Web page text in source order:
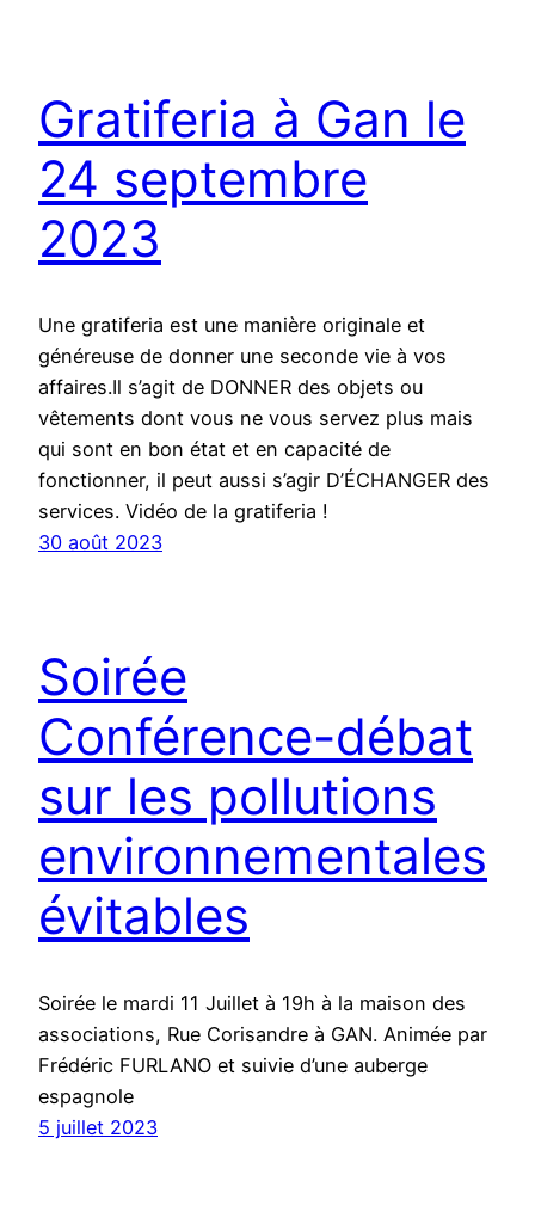
Gratiferia à Gan le
24 septembre
2023
Une gratiferia est une manière originale et
généreuse de donner une seconde vie à vos
affaires.Il s’agit de DONNER des objets ou
vêtements dont vous ne vous servez plus mais
qui sont en bon état et en capacité de
fonctionner, il peut aussi s’agir D’ÉCHANGER des
services. Vidéo de la gratiferia !
30 août 2023
Soirée
Conférence-débat
sur les pollutions
environnementales
évitables
Soirée le mardi 11 Juillet à 19h à la maison des
associations, Rue Corisandre à GAN. Animée par
Frédéric FURLANO et suivie d’une auberge
espagnole
5 juillet 2023